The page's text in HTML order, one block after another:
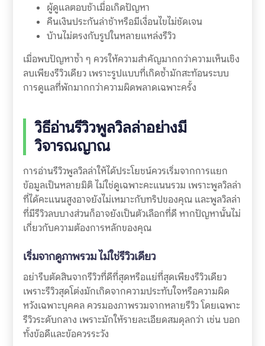
ผู้ดูแลตอบช้าเมื่อเกิดปัญหา
คืนเงินประกันล่าช้าหรือมีเงื่อนไขไม่ชัดเจน
บ้านไม่ตรงกับรูปในหลายแหล่งรีวิว
เมื่อพบปัญหาซ้ำ ๆ ควรให้ความสำคัญมากกว่าความเห็นเชิง
ลบเพียงรีวิวเดียว เพราะรูปแบบที่เกิดซ้ำมักสะท้อนระบบ
การดูแลที่พักมากกว่าความผิดพลาดเฉพาะครั้ง
วิธีอ่านรีวิวพูลวิลล่าอย่างมี
วิจารณญาณ
การอ่านรีวิวพูลวิลล่าให้ได้ประโยชน์ควรเริ่มจากการแยก
ข้อมูลเป็นหลายมิติ ไม่ใช่ดูเฉพาะคะแนนรวม เพราะพูลวิลล่า
ที่ได้คะแนนสูงอาจยังไม่เหมาะกับทริปของคุณ และพูลวิลล่า
ที่มีรีวิวลบบางส่วนก็อาจยังเป็นตัวเลือกที่ดี หากปัญหานั้นไม่
เกี่ยวกับความต้องการหลักของคุณ
เริ่มจากดูภาพรวม ไม่ใช่รีวิวเดียว
อย่ารีบตัดสินจากรีวิวที่ดีที่สุดหรือแย่ที่สุดเพียงรีวิวเดียว
เพราะรีวิวสุดโต่งมักเกิดจากความประทับใจหรือความผิด
หวังเฉพาะบุคคล ควรมองภาพรวมจากหลายรีวิว โดยเฉพาะ
รีวิวระดับกลาง เพราะมักให้รายละเอียดสมดุลกว่า เช่น บอก
ทั้งข้อดีและข้อควรระวัง